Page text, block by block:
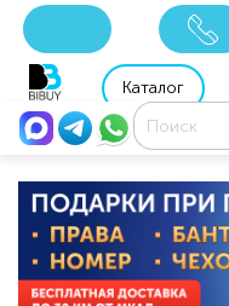
8 800 201 92 06
Каталог